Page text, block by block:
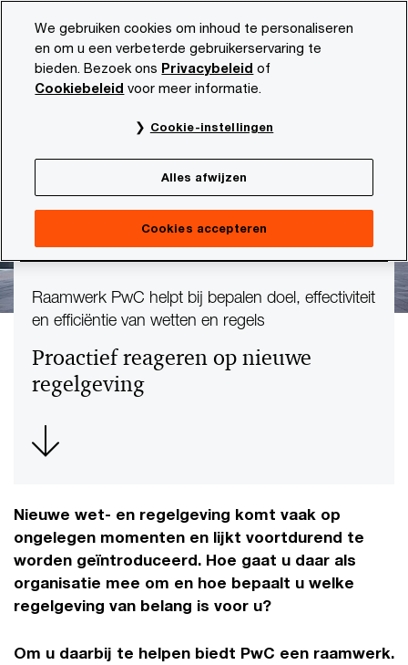
content
footer
PwC NL Thema's Risk & regulation
Proactief reageren op nieuwe
regelgeving
Raamwerk PwC helpt bij bepalen doel, effectiviteit
en efficiëntie van wetten en regels
Nieuwe wet- en regelgeving komt vaak op
ongelegen momenten en lijkt voortdurend te
worden geïntroduceerd. Hoe gaat u daar als
organisatie mee om en hoe bepaalt u welke
regelgeving van belang is voor u?
Om u daarbij te helpen biedt PwC een raamwerk.
We gebruiken cookies om inhoud te personaliseren
en om u een verbeterde gebruikerservaring te
bieden. Bezoek ons Privacybeleid of
Cookiebeleid voor meer informatie.
Cookie-instellingen
Alles afwijzen
Cookies accepteren